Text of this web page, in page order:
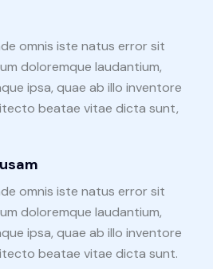
omnis iste natus error sit
doloremque laudantium,
ipsa, quae ab illo inventore
beatae vitae dicta sunt,
omnis iste natus error sit
doloremque laudantium,
ipsa, quae ab illo inventore
beatae vitae dicta sunt.